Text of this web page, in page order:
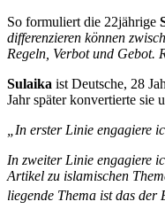
So formuliert die 22jährige
differenzieren können
Regeln, Verbot und Gebot.
Sulaika ist Deutsche, 28
Jahr später konvertierte sie
„In erster Linie engagiere
In zweiter Linie engagiere
Artikel zu islamischen
liegende Thema ist das der